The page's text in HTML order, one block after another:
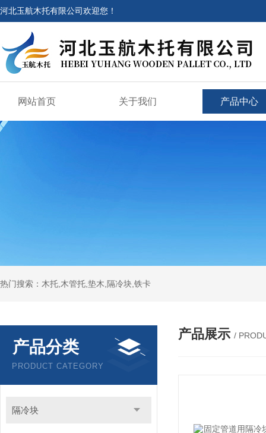
河北玉航木托有限公司欢迎您！
网站首页 关于我们 产品中心
热门搜索：木托,木管托,垫木,隔冷块,铁卡
产品分类
PRODUCT CATEGORY
隔冷块
产品展示 /